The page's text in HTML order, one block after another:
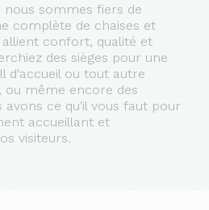
nous sommes fiers de
complète de chaises et
allient confort, qualité et
des sièges pour une
d'accueil ou tout autre
ou même encore des
avons ce qu'il vous faut pour
accueillant et
visiteurs.